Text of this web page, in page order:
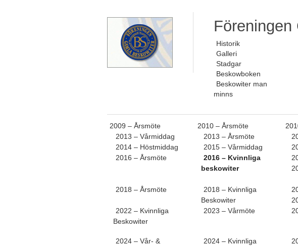
Historik
Galleri
Stadgar
Beskowboken
Beskowiter man
minns
2009 – Årsmöte 2010 – Årsmöte
2013 – Vårmiddag
2013 – Årsmöte
2014 – Höstmiddag
2015 – Vårmiddag
2016 – Årsmöte
2016 – Kvinnliga
beskowiter
2018 – Årsmöte
2018 – Kvinnliga
Beskowiter
2022 – Kvinnliga
Beskowiter
2023 – Vårmöte
2024 – Vår- & 2024 – Kvinnliga